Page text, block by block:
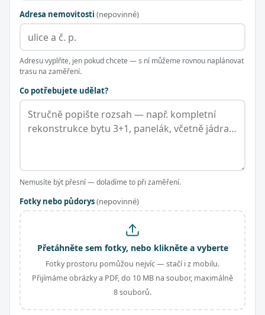
Adresa nemovitosti (nepovinné)
Adresu vyplňte, jen pokud chcete — s ní můžeme rovnou naplánovat
trasu na zaměření.
Co potřebujete udělat?
Nemusíte být přesní — doladíme to při zaměření.
Fotky nebo půdorys(nepovinné)
Přetáhněte sem fotky, nebo klikněte a vyberte
Fotky prostoru pomůžou nejvíc — stačí i z mobilu.
Přijímáme obrázky a PDF, do 10 MB na soubor, maximálně
8 souborů.